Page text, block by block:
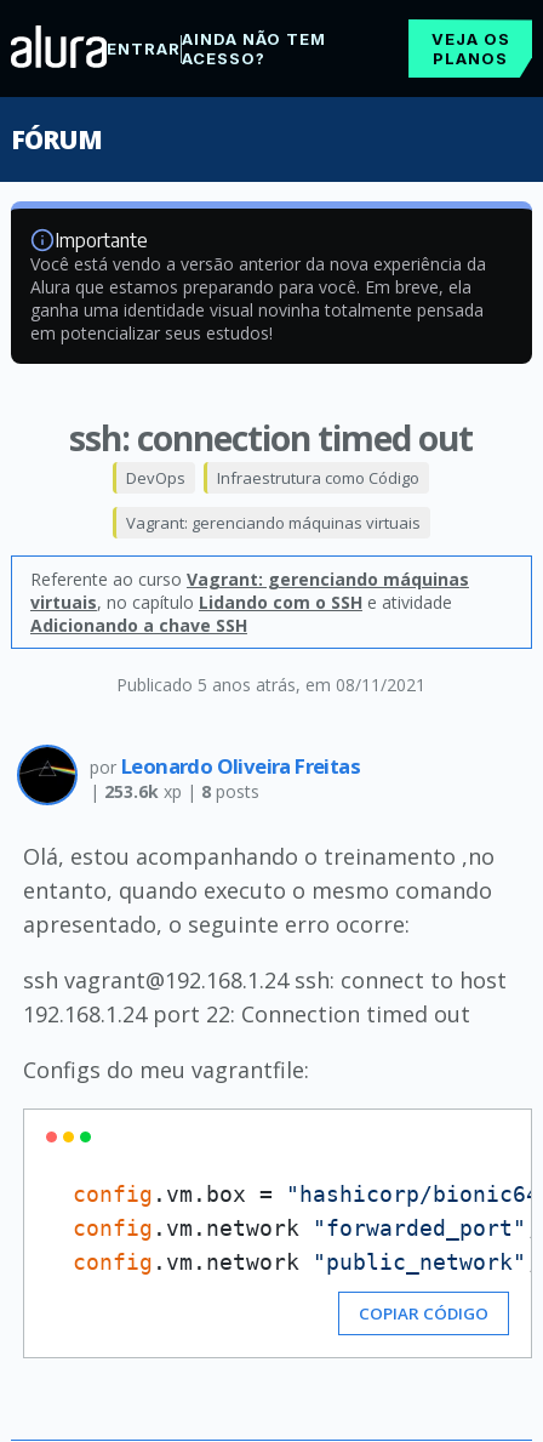
ENTRARAINDA NÃO TEM
ACESSO?
VEJA OS
PLANOS
FÓRUM
Importante
Você está vendo a versão anterior da nova experiência da
Alura que estamos preparando para você. Em breve, ela
ganha uma identidade visual novinha totalmente pensada
em potencializar seus estudos!
ssh: connection timed out
Publicado 5 anos atrás, em 08/11/2021
DevOps Infraestrutura como Código
Vagrant: gerenciando máquinas virtuais
Referente ao curso Vagrant: gerenciando máquinas
virtuais, no capítulo Lidando com o SSH e atividade
Adicionando a chave SSH
por Leonardo Oliveira Freitas
| 253.6kxp | 8posts
Olá, estou acompanhando o treinamento ,no
entanto, quando executo o mesmo comando
apresentado, o seguinte erro ocorre:
ssh vagrant@192.168.1.24 ssh: connect to host
192.168.1.24 port 22: Connection timed out
Configs do meu vagrantfile:
config .vm.box =
"hashicorp/
config .vm.network "forwarded_port"
config .vm.network "public_network"
COPIAR CÓDIGO